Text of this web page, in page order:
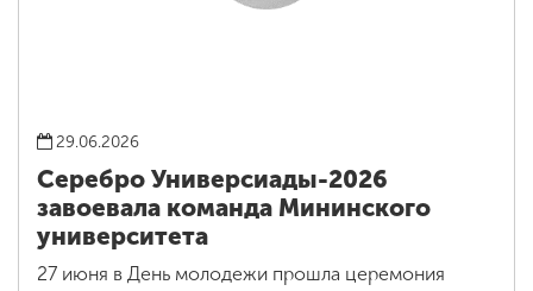
29.06.2026
Серебро Универсиады-2026
завоевала команда Мининского
университета
27 июня в День молодежи прошла церемония